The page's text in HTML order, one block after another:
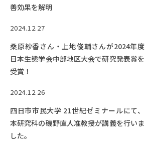
善効果を解明
2024.12.27
桑原紗香さん・上地俊輔さんが2024年度
日本生態学会中部地区大会で研究発表賞を
受賞！
2024.12.26
四日市市民大学 21世紀ゼミナールにて、
本研究科の磯野直人准教授が講義を行いま
した。